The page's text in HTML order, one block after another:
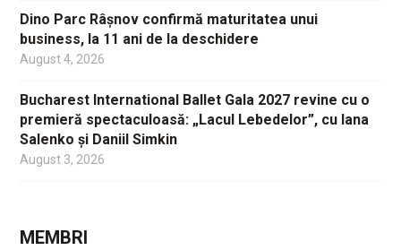
Dino Parc Râșnov confirmă maturitatea unui
business, la 11 ani de la deschidere
August 4, 2026
Bucharest International Ballet Gala 2027 revine cu o
premieră spectaculoasă: „Lacul Lebedelor”, cu Iana
Salenko și Daniil Simkin
August 3, 2026
MEMBRI